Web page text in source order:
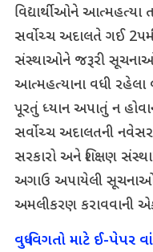
વિદ્યાર્થીઓને
સર્વોચ્ચ અદાલતે ગઈ
સંસ્થાઓને જરૂરી
આત્મહત્યાના વધી
પૂરતું ધ્યાન અપાતું ન
સર્વોચ્ચ અદાલતની
સરકારો અને શિક્ષણ
અગાઉ અપાયેલી
અમલીકરણ કરાવવાની
વધુ વિગતો માટે ઈ-પેપર